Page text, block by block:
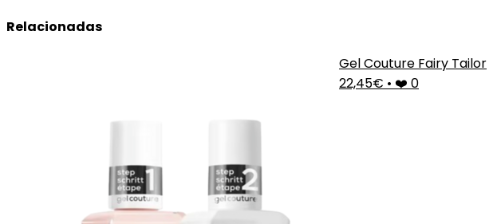
Relacionadas
Gel Couture Fairy Tailor
22,45€ • ❤️ 0